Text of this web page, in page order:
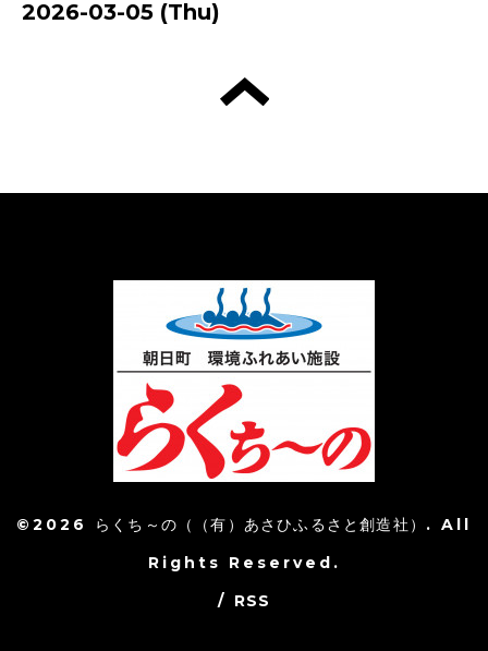
2026-03-05 (Thu)
©2026 らくち～の（（有）あさひふるさと創造社） . All
Rights Reserved.
/ RSS